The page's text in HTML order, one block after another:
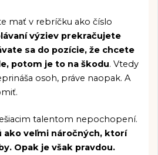
mať v rebríčku ako číslo
výziev prekračujete
sa do pozície, že chcete
potom je to na škodu. Vtedy
osoh, práve naopak. A
talentom nepochopení.
ako veľmi náročných, ktorí
Opak je však pravdou.